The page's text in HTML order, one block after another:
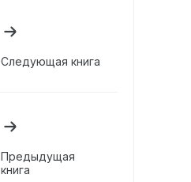
Следующая книга
Предыдущая
книга